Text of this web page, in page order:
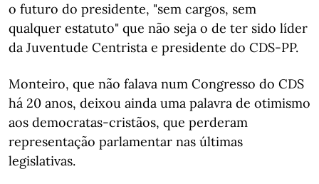
o futuro do presidente, "sem cargos, sem
qualquer estatuto" que não seja o de ter sido líder
da Juventude Centrista e presidente do CDS-PP.
Monteiro, que não falava num Congresso do CDS
há 20 anos, deixou ainda uma palavra de otimismo
aos democratas-cristãos, que perderam
representação parlamentar nas últimas
legislativas.